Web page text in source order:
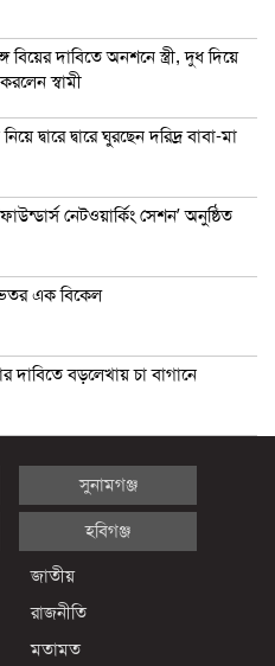
বিয়ের দাবিতে অনশনে স্ত্রী, দুধ দিয়ে
স্বামী
দ্বারে দ্বারে ঘুরছেন দরিদ্র বাবা-মা
নেটওয়ার্কিং সেশন’ অনুষ্ঠিত
এক বিকেল
দাবিতে বড়লেখায় চা বাগানে
সুনামগঞ্জ
হবিগঞ্জ
জাতীয়
রাজনীতি
মতামত